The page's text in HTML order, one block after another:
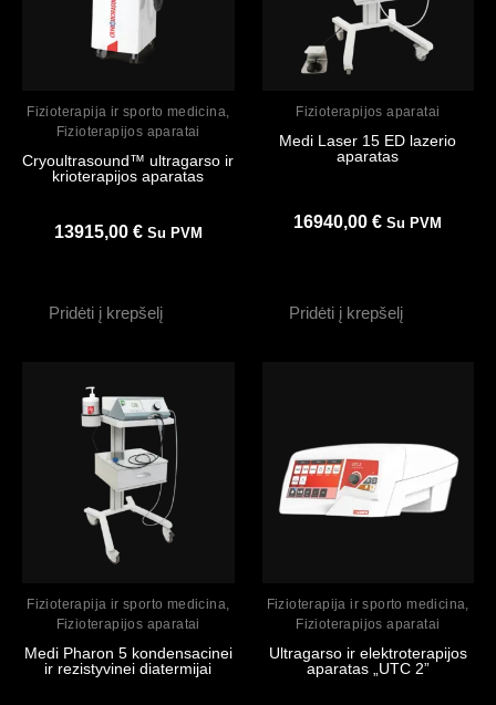
Fizioterapija ir sporto medicina,
Fizioterapijos aparatai
Cryoultrasound™ ultragarso ir
krioterapijos aparatas
13915,00 € Su PVM
Pridėti į krepšelį
Fizioterapijos aparatai
Medi Laser 15 ED lazerio
aparatas
16940,00€ Su PVM
Pridėti į krepšelį
Fizioterapija ir sporto medicina,
Fizioterapijos aparatai
Medi Pharon 5 kondensacinei
ir rezistyvinei diatermijai
Fizioterapija ir sporto medicina,
Fizioterapijos aparatai
Ultragarso ir elektroterapijos
aparatas „UTC 2”